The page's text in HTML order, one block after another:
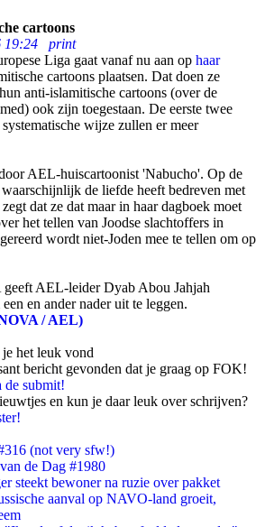
cartoons
19:24
print
Liga gaat vanaf nu aan op haar
cartoons plaatsen. Dat doen ze
anti-islamitische cartoons (over de
ook zijn toegestaan. De eerste twee
wijze zullen er meer
AEL-huiscartoonist 'Nabucho'. Op de
de liefde heeft bedreven met
dat ze dat maar in haar dagboek moet
het tellen van Joodse slachtoffers in
wordt niet-Joden mee te tellen om op
AEL-leider Dyab Abou Jahjah
een en ander nader uit te leggen.
/ AEL)
het leuk vond
bericht gevonden dat je graag op FOK!
de submit!
en kun je daar leuk over schrijven?
(not very sfw!)
de Dag #1980
steekt bewoner na ruzie over pakket
aanval op NAVO-land groeit,